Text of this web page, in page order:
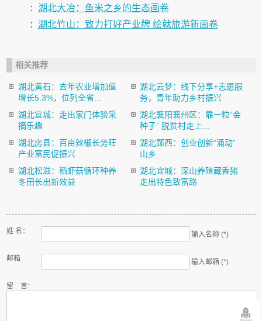
: 湖北大冶：鱼米之乡的生态画卷
: 湖北竹山：致力打好产业牌 绘就旅游新画卷
相关推荐
湖北黄石：去年农业增加值
增长5.3%，位列全省...
湖北云梦：线下分享+志愿服
务，青年助力乡村振兴
湖北宜城：走出家门体验采
摘乐趣
湖北襄阳襄州区：靠一粒“金
种子” 脱贫村走上...
湖北房县：百亩辣椒长势旺
产业富民促振兴
湖北郧西：创业创新“涌动”
山乡
湖北松滋：稻虾菇循环种养
冬田长出新效益
湖北宜城：深山养殖藏香猪
走出特色致富路
姓 名： 输入名称 (*)
邮箱 输入邮箱 (*)
留 言: